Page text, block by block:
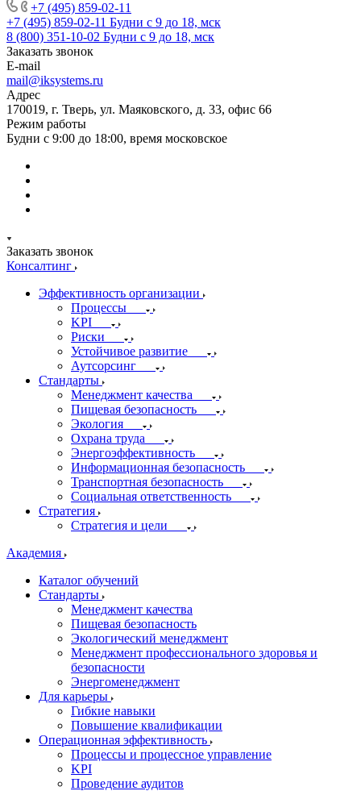
+7 (495) 859-02-11
+7 (495) 859-02-11 Будни с 9 до 18, мск
8 (800) 351-10-02 Будни с 9 до 18, мск
Заказать звонок
E-mail
mail@iksystems.ru
Адрес
170019, г. Тверь, ул. Маяковского, д. 33, офис 66
Режим работы
Будни с 9:00 до 18:00, время московское
Заказать звонок
Консалтинг
Эффективность организации
Процессы
KPI
Риски
Устойчивое развитие
Аутсорсинг
Стандарты
Менеджмент качества
Пищевая безопасность
Экология
Охрана труда
Энергоэффективность
Информационная безопасность
Транспортная безопасность
Социальная ответственность
Стратегия
Стратегия и цели
Академия
Каталог обучений
Стандарты
Менеджмент качества
Пищевая безопасность
Экологический менеджмент
Менеджмент профессионального здоровья и
безопасности
Энергоменеджмент
Для карьеры
Гибкие навыки
Повышение квалификации
Операционная эффективность
Процессы и процессное управление
KPI
Проведение аудитов